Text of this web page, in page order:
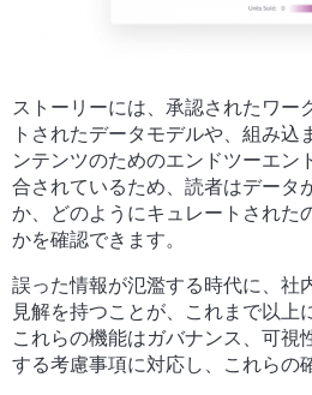
ストーリーには、承認されたワー
トされたデータモデルや、組み込
ンテンツのためのエンドツーエン
合されているため、読者はデータ
か、どのようにキュレートされた
かを確認できます。
誤った情報が氾濫する時代に、社
見解を持つことが、これまで以上
これらの機能はガバナンス、可視
する考慮事項に対応し、これらの